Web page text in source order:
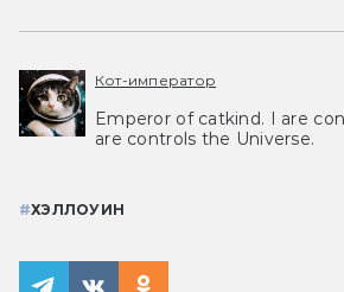
Кот-император
Emperor of catkind. I are
are controls the Universe.
#ХЭЛЛОУИН